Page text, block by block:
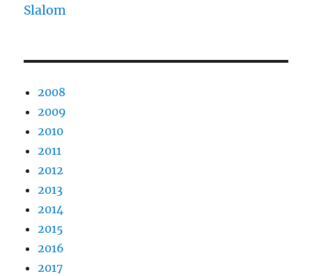
Slalom
2008
2009
2010
2011
2012
2013
2014
2015
2016
2017